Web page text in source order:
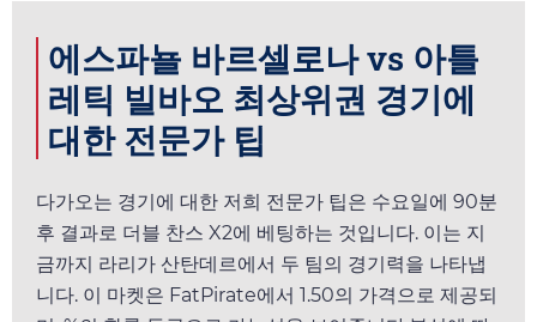
에스파뇰 바르셀로나 vs 아틀
레틱 빌바오 최상위권 경기에
대한 전문가 팁
다가오는 경기에 대한 저희 전문가 팁은 수요일에 90분
후 결과로 더블 찬스 X2에 베팅하는 것입니다. 이는 지
금까지 라리가 산탄데르에서 두 팀의 경기력을 나타냅
니다. 이 마켓은 FatPirate에서 1.50의 가격으로 제공되